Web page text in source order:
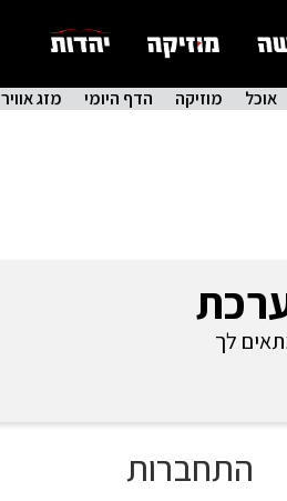
אוכל מוזיקה הדף היומי מזג אוויר
לך
התחברות